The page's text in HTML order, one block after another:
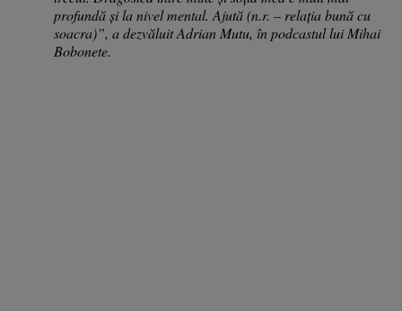
profundă și la nivel mental. Ajută (n.r. – relația bună cu
soacra)”, a dezvăluit Adrian Mutu, în podcastul lui Mihai
Bobonete.